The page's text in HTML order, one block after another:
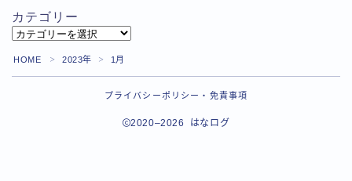
カテゴリー
カ
テ
ゴ
HOME ＞ 2023年 ＞ 1月
プライバシーポリシー・免責事項
2020–2026 はなログ